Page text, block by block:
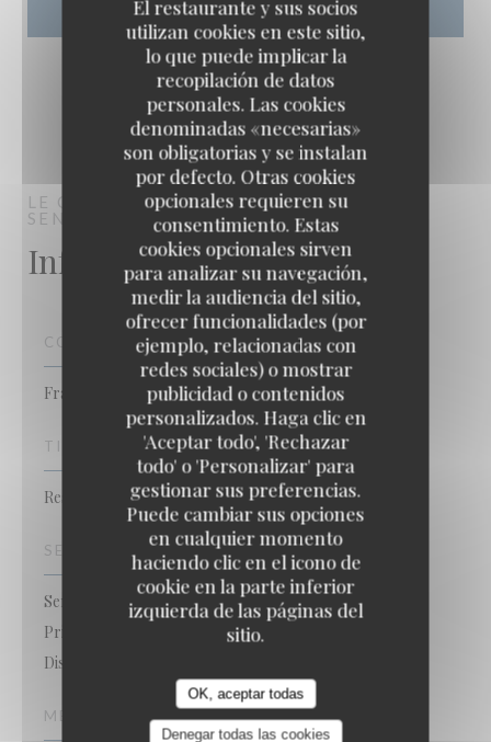
El restaurante y sus socios
utilizan cookies en este sitio,
lo que puede implicar la
recopilación de datos
personales. Las cookies
denominadas «necesarias»
son obligatorias y se instalan
por defecto. Otras cookies
opcionales requieren su
consentimiento. Estas
cookies opcionales sirven
para analizar su navegación,
medir la audiencia del sitio,
ofrecer funcionalidades (por
ejemplo, relacionadas con
redes sociales) o mostrar
publicidad o contenidos
personalizados. Haga clic en
'Aceptar todo', 'Rechazar
todo' o 'Personalizar' para
gestionar sus preferencias.
Puede cambiar sus opciones
en cualquier momento
haciendo clic en el icono de
cookie en la parte inferior
izquierda de las páginas del
sitio.
OK, aceptar todas
Denegar todas las cookies
LE CARRÉ
RESTAURANTE TRADICIONAL
SENLIS
Información general
COCINA
Francesa Tradicional
TIPO DE NEGOCIO
Restaurante Tradicional
SERVICIOS
Seminarios, Organización de Recepciones (Bodas),
Privatización, Noches temáticas, Acceso a
Discapacitados, Acceso WiFi, Terraza
MÉTODOS DE PAGO
Le Carré